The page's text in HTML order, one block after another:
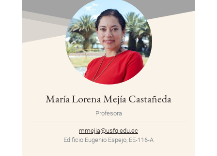
María Lorena Mejía Castañeda
Profesora
mmejia@usfq.edu.ec
Edificio Eugenio Espejo, EE-116-A